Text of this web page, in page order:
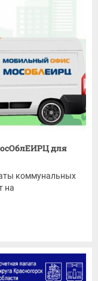
для
коммунальных
на